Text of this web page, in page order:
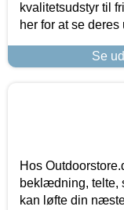
kvalitetsudstyr til
her for at se deres
Se
Hos
beklædning, telte,
kan løfte din